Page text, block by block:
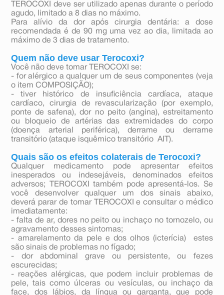
TEROCOXI deve ser utilizado apenas durante o período
agudo, limitado a 8 dias no máximo.
Para alívio da dor após cirurgia dentária: a dose
recomendada é de 90 mg uma vez ao dia, limitada ao
máximo de 3 dias de tratamento.
Quem não deve usar Terocoxi?
Você não deve tomar TEROCOXI se:
- for alérgico a qualquer um de seus componentes (veja
o item COMPOSIÇÃO);
- tiver histórico de insuficiência cardíaca, ataque
cardíaco, cirurgia de revascularização (por exemplo,
ponte de safena), dor no peito (angina), estreitamento
ou bloqueio de artérias das extremidades do corpo
(doença arterial periférica), derrame ou derrame
transitório (ataque isquêmico transitório  AIT).
Quais são os efeitos colaterais de Terocoxi?
Qualquer medicamento pode apresentar efeitos
inesperados ou indesejáveis, denominados efeitos
adversos; TEROCOXI também pode apresentá-los. Se
você desenvolver qualquer um dos sinais abaixo,
deverá parar de tomar TEROCOXI e consultar o médico
imediatamente:
- falta de ar, dores no peito ou inchaço no tornozelo, ou
agravamento desses sintomas;
- amarelamento da pele e dos olhos (icterícia)  estes
são sinais de problemas no fígado;
- dor abdominal grave ou persistente, ou fezes
escurecidas;
- reações alérgicas, que podem incluir problemas de
pele, tais como úlceras ou vesículas, ou inchaço da
face, dos lábios, da língua ou garganta, que pode